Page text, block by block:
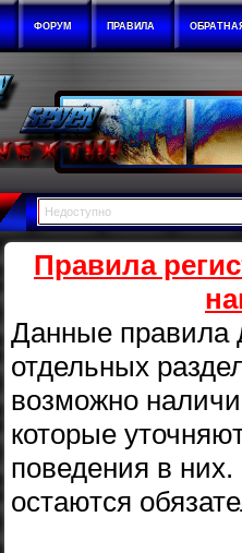
ФОРУМ ПРАВИЛА
Недоступно
Правила
Данные правила
отдельных
возможно
которые
поведения в
остаются